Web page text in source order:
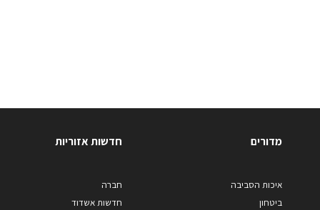
מדורים
איכות הסביבה
ביטחון
חדשות אזוריות
חברה
חדשות אשדוד